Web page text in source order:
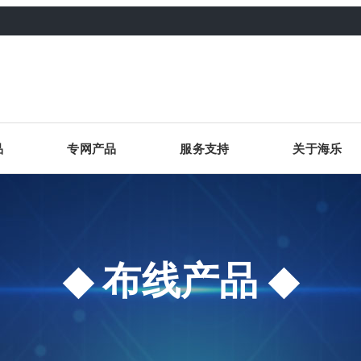
专网产品 服务支持 关于海乐
布线产品